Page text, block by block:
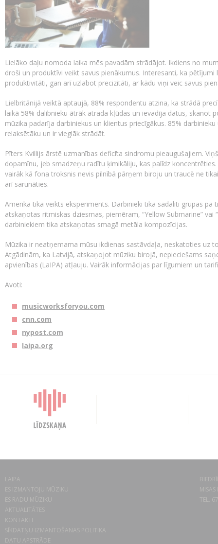
Lielāko daļu nomoda laika mēs pavadām strādājot. Ikdiens no
droši un produktīvi veikt savus pienākumus. Interesanti, ka
produktivitāti, gan arī uzlabot precizitāti, ar kādu viņi veic savus
Lielbritānijā veiktā aptaujā, 88% respondentu atzina, ka strādā
laikā 58% dalībnieku ātrāk atrada kļūdas un ievadīja datus, skanot
mūzika padarīja darbiniekus un klientus priecīgākus. 85%
relaksētāku un ir vieglāk strādāt.
Pīters Kvillijs ārstē uzmanības deficīta sindromu pieaugušajiem.
dopamīnu, jeb smadzeņu radītu ķimikāliju, kas palīdz
vairāk kā fona troksnis nevis pilnībā pārņem biroju un traucē ne
arī sarunāties.
Amerikā tika veikts eksperiments. Darbinieki tika sadalīti grupās pa
atskaņotas ritmiskas dziesmas, piemēram, “Yellow Submarine” vai
darbiniekiem tika atskaņotas smagā metāla kompozīcijas.
Mūzika ir neatņemama mūsu ikdienas sastāvdaļa, neskatoties uz
Atgādinām, ka Latvijā, atskaņojot mūziku birojā, nepieciešams
apvienības (LaIPA) atļauju. Vairāk informācijas par līgumiem un
Avoti:
musicworksforyou.com
cnn.com
nypost.com
laipa.org
LAIPA
ES IZMANTOJU MŪZIKU
ES RADU MŪZIKU
AKTUALITĀTES
KONTAKTI
SĪKDATŅU IZMANTOŠANAS POLITIKA
DATU APSTRĀDE
TEL.